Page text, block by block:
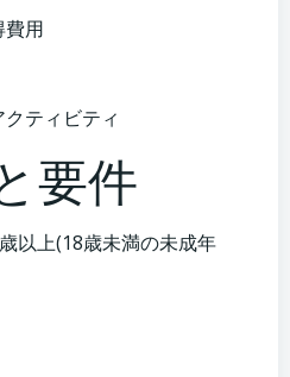
用
ティビティ
要件
以上(18歳未満の未成年